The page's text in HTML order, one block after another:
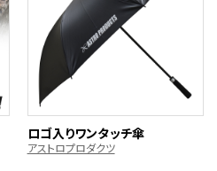
ロゴ入りワンタッチ傘
アストロプロダクツ